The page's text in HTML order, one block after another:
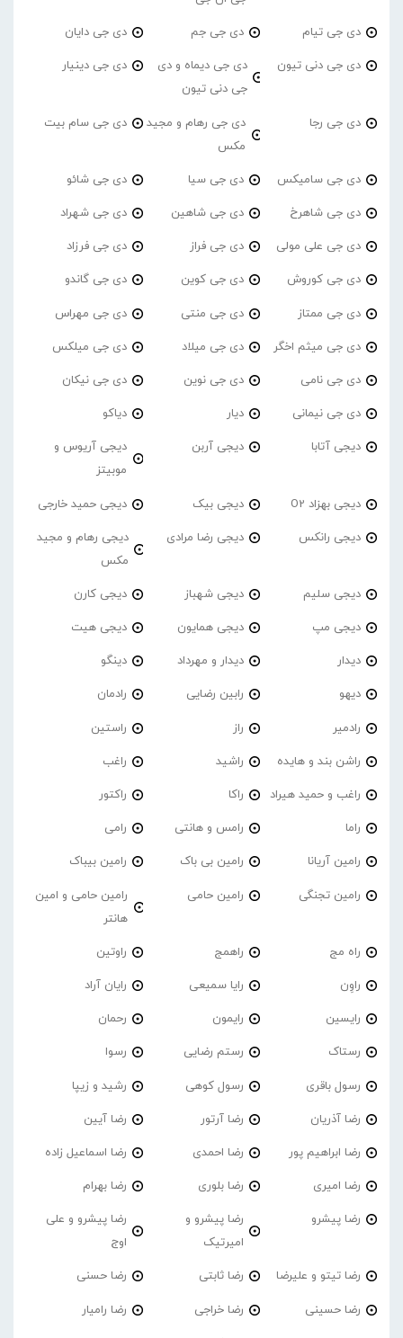
دی جی تیام دی جی جم دی جی دایان
دی جی دنی تیون
دی جی دیماه و دی
جی دنی تیون
دی جی دینیار
دی جی رجا
دی جی رهام و مجید
مکس
دی جی سام بیت
دی جی سامیکس دی جی سیا دی جی شائو
دی جی شاهرخ دی جی شاهین دی جی شهراد
دی جی علی مولی دی جی فراز دی جی فرزاد
دی جی کوروش دی جی کوین دی جی گاندو
دی جی ممتاز دی جی منتی دی جی مهراس
دی جی میثم اخگر دی جی میلاد دی جی میلکس
دی جی نامی دی جی نوین دی جی نیکان
دی جی نیمانی دیار دیاکو
دیجی آتابا دیجی آربن
دیجی آریوس و
موبیتز
دیجی بهزاد O2 دیجی بیک دیجی حمید خارجی
دیجی رانکس دیجی رضا مرادی
دیجی رهام و مجید
مکس
دیجی سلیم دیجی شهباز دیجی کارن
دیجی مپ دیجی همایون دیجی هیت
دیدار دیدار و مهرداد دینگو
دیهو رابین رضایی رادمان
رادمیر راز راستین
راشن بند و هایده راشید راغب
راغب و حمید هیراد راکا راکتور
راما رامس و هانتی رامی
رامین آریانا رامین بی باک رامین بیباک
رامین تجنگی رامین حامی
رامین حامی و امین
هانتر
راه مج راهمج راوتین
راوِن رایا سمیعی رایان آراد
رایسین رایمون رحمان
رستاک رستم رضایی رسوا
رسول باقری رسول کوهی رشید و زیپا
رضا آذریان رضا آرتور رضا آیین
رضا ابراهیم پور رضا احمدی رضا اسماعیل زاده
رضا امیری رضا بلوری رضا بهرام
رضا پیشرو
رضا پیشرو و
امیرتیک
رضا پیشرو و علی
اوج
رضا تیتو و علیرضا رضا ثابتی رضا حسنی
رضا حسینی رضا خراجی رضا رامیار